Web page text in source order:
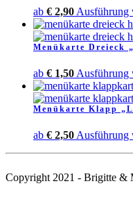
ab € 2,90 Ausführung
Menükarte Dreieck
ab € 1,50 Ausführung
Menükarte Klapp
ab € 2,50 Ausführung
Copyright 2021 - Brigitte &